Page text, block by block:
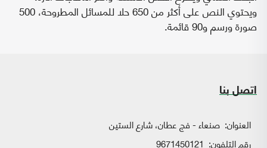
ويحتوي النص على أكثر من 650 حلا للمسائل المطروحة، 500
صورة ورسم و90 قائمة.
اتصل بنا
العنوان: صنعاء - فج عطان، شارع الستين
رقم التلفون: 9671450121